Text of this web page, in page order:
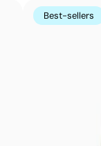
Best-sellers